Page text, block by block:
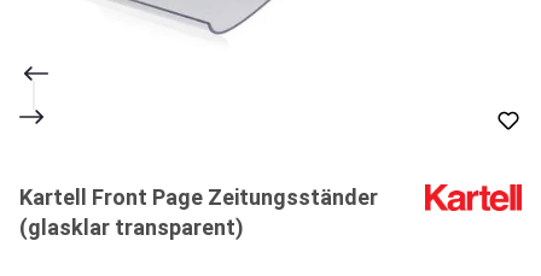
Kartell Front Page Zeitungsständer
(glasklar transparent)